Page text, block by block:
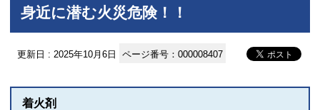
身近に潜む火災危険！！
更新日 : 2025年10月6日 ページ番号：000008407
着火剤